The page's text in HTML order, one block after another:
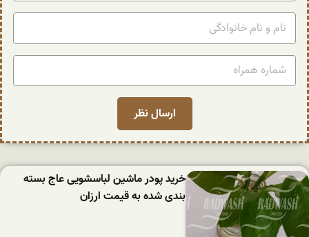
خرید پودر ماشین لباسشویی عاج بسته
بندی شده به قیمت ارزان